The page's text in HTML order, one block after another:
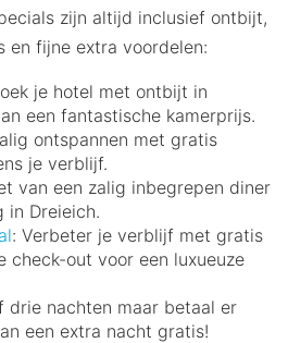
zijn altijd inclusief ontbijt,
en fijne extra voordelen:
je hotel met ontbijt in
een fantastische kamerprijs.
ontspannen met gratis
je verblijf.
van een zalig inbegrepen diner
in Dreieich.
: Verbeter je verblijf met gratis
check-out voor een luxueuze
drie nachten maar betaal er
een extra nacht gratis!